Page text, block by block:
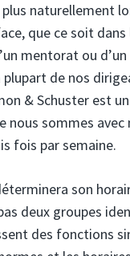
naturellement
que ce soit dans
mentorat ou
plupart de nos
& Schuster est
nous sommes avec
fois par semaine.
son
deux groupes
des fonctions